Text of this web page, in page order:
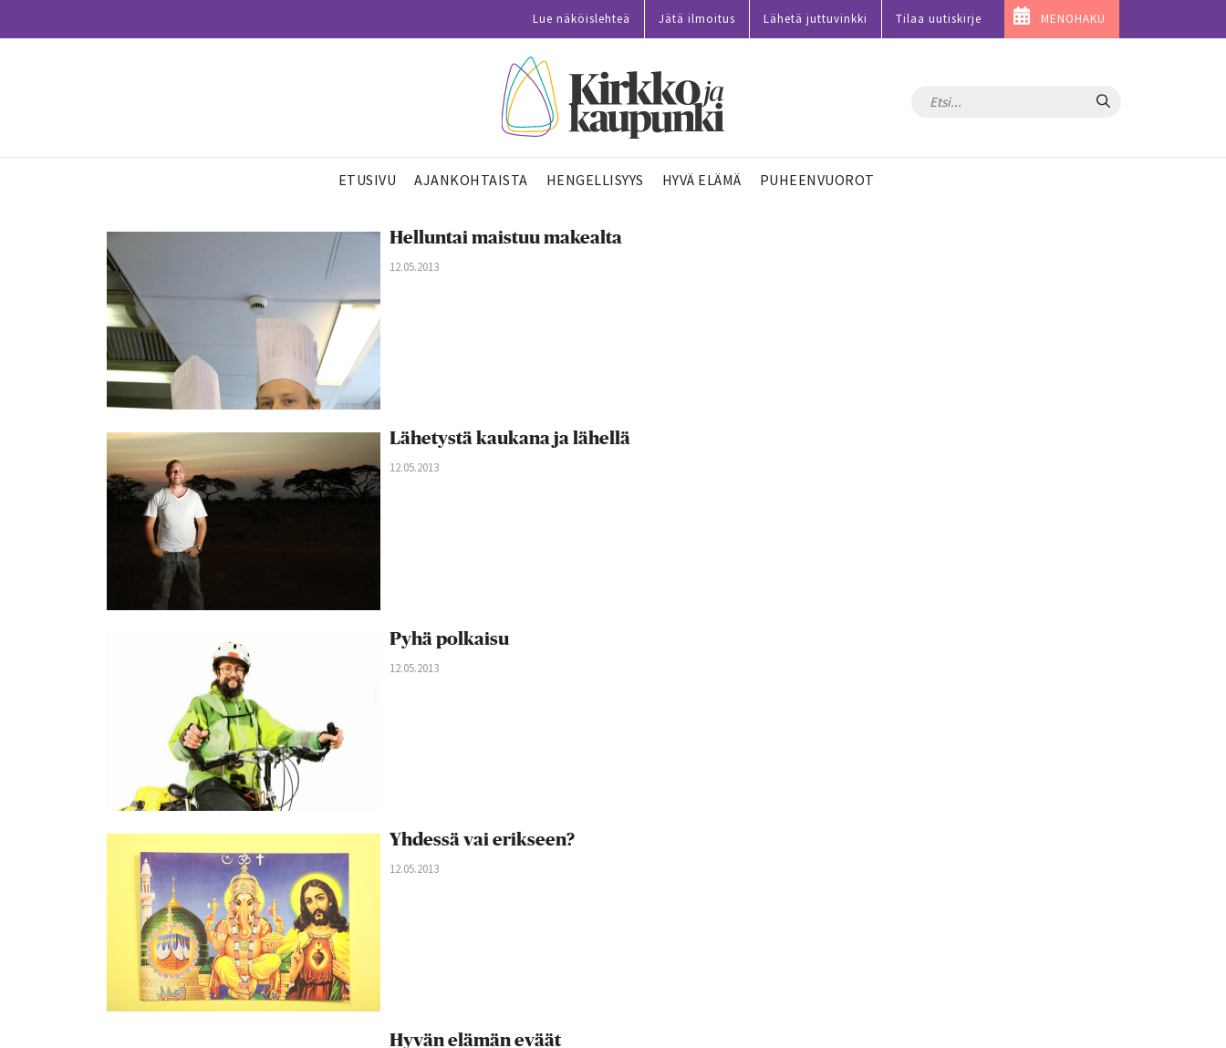
Lue näköislehteä Jätä ilmoitus Lähetä juttuvinkki Tilaa uutiskirje MENOHAKU
Hae
ETUSIVU AJANKOHTAISTA HENGELLISYYS HYVÄ ELÄMÄ PUHEENVUOROT
Helluntai maistuu makealta
12.05.2013
Lähetystä kaukana ja lähellä
12.05.2013
Pyhä polkaisu
12.05.2013
Yhdessä vai erikseen?
12.05.2013
Hyvän elämän eväät